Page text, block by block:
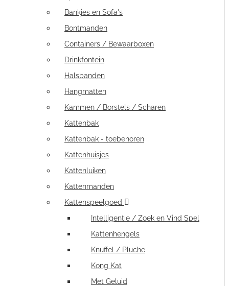
Bankjes en Sofa's
Bontmanden
Containers / Bewaarboxen
Drinkfontein
Halsbanden
Hangmatten
Kammen / Borstels / Scharen
Kattenbak
Kattenbak - toebehoren
Kattenhuisjes
Kattenluiken
Kattenmanden
Kattenspeelgoed
Intelligentie / Zoek en Vind Spel
Kattenhengels
Knuffel / Pluche
Kong Kat
Met Geluid